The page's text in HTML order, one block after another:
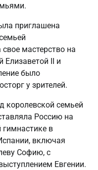
приглашена
мастерство на
Елизаветой II и
было
у зрителей.
королевской семьей
Россию на
в
включая
Софию, с
Евгении.